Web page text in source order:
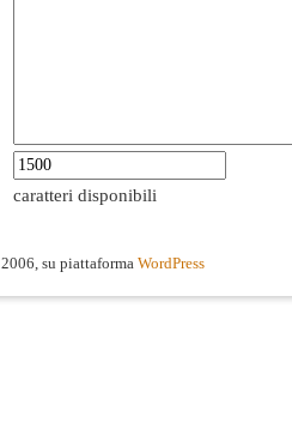
caratteri disponibili
2006, su piattaforma WordPress